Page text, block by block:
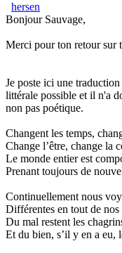
hersen
Bonjour Sauvage,
Merci pour ton retour sur
Je poste ici une
littérale possible et il n'a
non pas poétique.
Changent les temps,
Change l’être, change la
Le monde entier est
Prenant toujours de
Continuellement nous
Différentes en tout de nos
Du mal restent les
Et du bien, s’il y en a eu,